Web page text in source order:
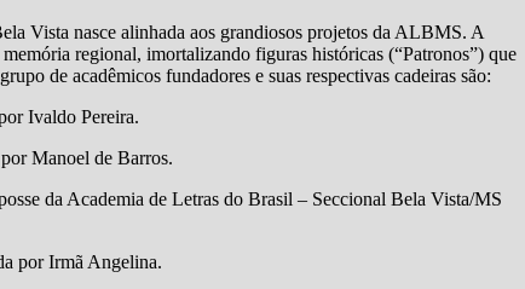
Vista nasce alinhada aos grandiosos projetos da ALBMS. A
regional, imortalizando figuras históricas (“Patronos”) que
de acadêmicos fundadores e suas respectivas cadeiras são:
Ivaldo Pereira.
Manoel de Barros.
da Academia de Letras do Brasil – Seccional Bela Vista/MS
por Irmã Angelina.